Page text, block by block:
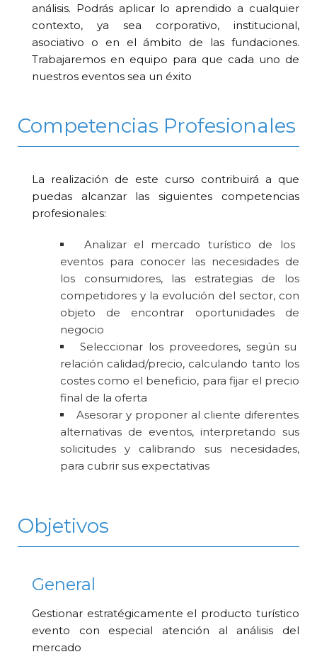
análisis. Podrás aplicar lo aprendido a cualquier
contexto, ya sea corporativo, institucional,
asociativo o en el ámbito de las fundaciones.
Trabajaremos en equipo para que cada uno de
nuestros eventos sea un éxito
Competencias Profesionales
La realización de este curso contribuirá a que
puedas alcanzar las siguientes competencias
profesionales:
Analizar el mercado turístico de los
eventos para conocer las necesidades de
los consumidores, las estrategias de los
competidores y la evolución del sector, con
objeto de encontrar oportunidades de
negocio
Seleccionar los proveedores, según su
relación calidad/precio, calculando tanto los
costes como el beneficio, para fijar el precio
final de la oferta
Asesorar y proponer al cliente diferentes
alternativas de eventos, interpretando sus
solicitudes y calibrando sus necesidades,
para cubrir sus expectativas
Objetivos
General
Gestionar estratégicamente el producto turístico
evento con especial atención al análisis del
mercado